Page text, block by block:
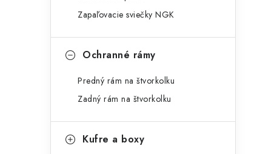
Zapaľovacie sviečky NGK
Ochranné rámy
Predný rám na štvorkolku
Zadný rám na štvorkolku
Kufre a boxy